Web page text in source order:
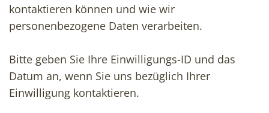
kontaktieren können und wie wir
personenbezogene Daten verarbeiten.
Bitte geben Sie Ihre Einwilligungs-ID und das
Datum an, wenn Sie uns bezüglich Ihrer
Einwilligung kontaktieren.